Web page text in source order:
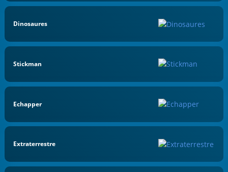
Dinosaures
Stickman
Echapper
Extraterrestre